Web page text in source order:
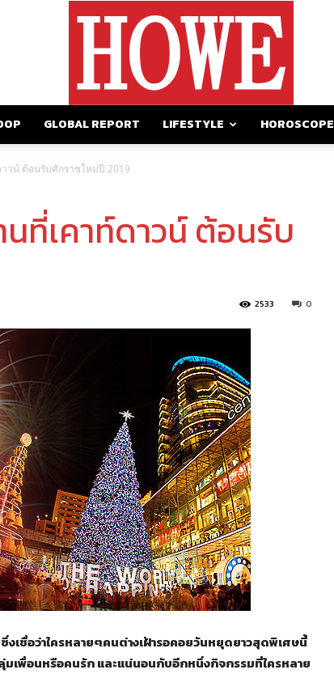
GLOBAL REPORT LIFESTYLE HOROSCOPE
วน์ ต้อนรับศักราชใหม่ปี 2019
ที่เคาท์ดาวน์ ต้อนรับ
0
2533
งเชื่อว่าใครหลายๆคนต่างเฝ้ารอคอยวันหยุดยาวสุดพิเศษนี้
มเพื่อนหรือคนรัก และแน่นอนกับอีกหนึ่งกิจกรรมที่ใครหลาย